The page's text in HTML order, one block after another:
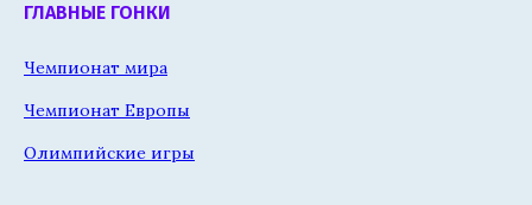
ГЛАВНЫЕ ГОНКИ
Чемпионат мира
Чемпионат Европы
Олимпийские игры